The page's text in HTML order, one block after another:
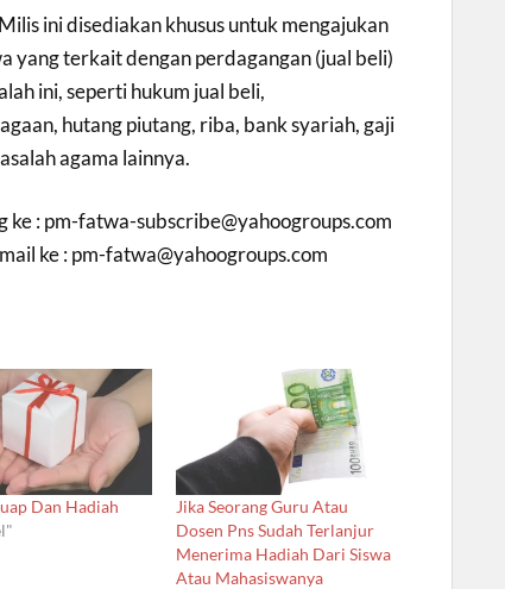
ini disediakan khusus untuk mengajukan
yang terkait dengan perdagangan (jual beli)
ini, seperti hukum jual beli,
hutang piutang, riba, bank syariah, gaji
agama lainnya.
ke :pm-fatwa-subscribe@yahoogroups.com
ke :pm-fatwa@yahoogroups.com
Dan Hadiah
Jika Seorang Guru Atau
Dosen Pns Sudah Terlanjur
Menerima Hadiah Dari Siswa
Atau Mahasiswanya